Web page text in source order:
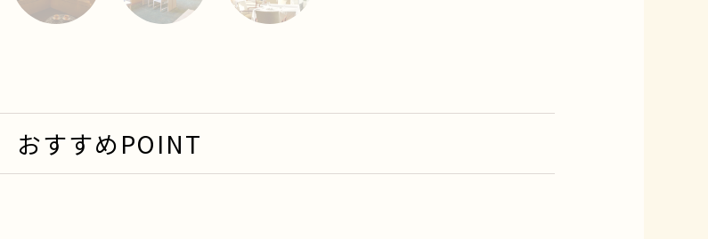
おすすめPOINT